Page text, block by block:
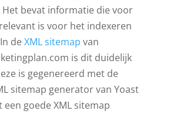
Het bevat informatie die voor
is voor het indexeren
deXML sitemap van
is dit duidelijk
is gegenereerd met de
sitemap generator van Yoast
een goede XML sitemap